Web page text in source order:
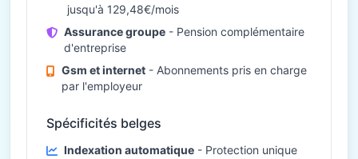
jusqu'à 129,48€/mois
Assurance groupe - Pension complémentaire
d'entreprise
Gsm et internet - Abonnements pris en charge
par l'employeur
Spécificités belges
Indexation automatique - Protection unique